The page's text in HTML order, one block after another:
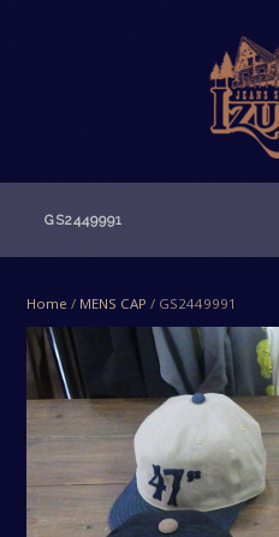
GS2449991
Home / MENS CAP / GS2449991